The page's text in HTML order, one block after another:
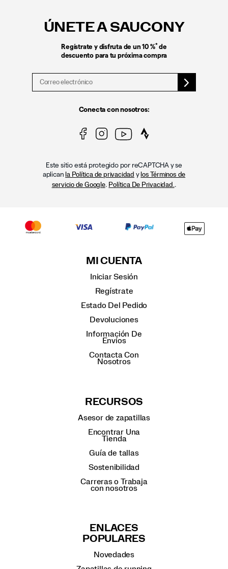
ÚNETE A SAUCONY
Regístrate y disfruta de un 10 %* de
descuento para tu próxima compra
Conecta con nosotros:
Este sitio está protegido por reCAPTCHA y se
aplican la Política de privacidad y los Términos de
servicio de Google. Política De Privacidad. .
MI CUENTA
Iniciar Sesión
Regístrate
Estado Del Pedido
Devoluciones
Información De
Envíos
Contacta Con
Nosotros
RECURSOS
Asesor de zapatillas
Encontrar Una
Tienda
Guía de tallas
Sostenibilidad
Carreras o Trabaja
con nosotros
ENLACES
POPULARES
Novedades